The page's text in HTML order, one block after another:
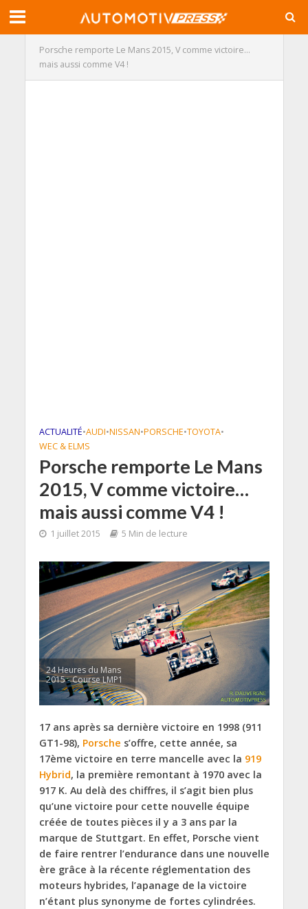
Porsche remporte Le Mans 2015, V comme victoire…
mais aussi comme V4 !
ACTUALITÉ•AUDI•NISSAN•PORSCHE•TOYOTA•
WEC & ELMS
Porsche remporte Le Mans
2015, V comme victoire…
mais aussi comme V4 !
1 juillet 2015 5 Min de lecture
24 Heures du Mans
2015 - Course LMP1
17 ans après sa dernière victoire en 1998 (911
GT1-98), Porsche s’offre, cette année, sa
17ème victoire en terre mancelle avec la 919
Hybrid, la première remontant à 1970 avec la
917 K. Au delà des chiffres, il s’agit bien plus
qu’une victoire pour cette nouvelle équipe
créée de toutes pièces il y a 3 ans par la
marque de Stuttgart. En effet, Porsche vient
de faire rentrer l’endurance dans une nouvelle
ère grâce à la récente réglementation des
moteurs hybrides, l’apanage de la victoire
n’étant plus synonyme de fortes cylindrées.